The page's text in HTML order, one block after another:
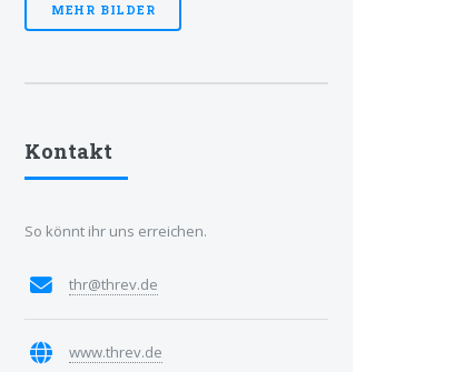
MEHR BILDER
Kontakt
So könnt ihr uns erreichen.
thr@threv.de
www.threv.de